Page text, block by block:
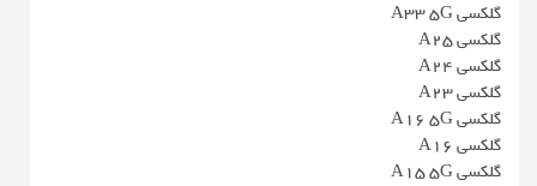
گلکسی A33 5G
گلکسی A25
گلکسی A24
گلکسی A23
گلکسی A16 5G
گلکسی A16
گلکسی A15 5G